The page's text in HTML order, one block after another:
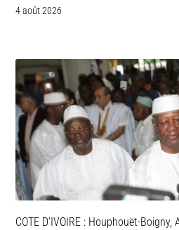
4 août 2026
COTE D’IVOIRE : Houphouët-